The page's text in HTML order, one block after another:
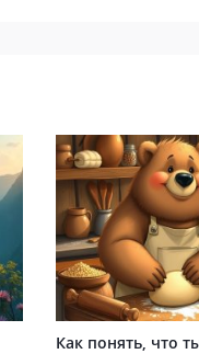
Как понять, что